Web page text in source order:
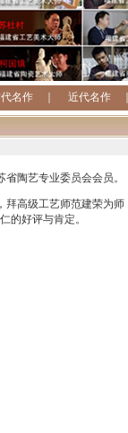
名作 近代名作
陶艺专业委员会会员。
高级工艺师范建荣为师
的好评与肯定。